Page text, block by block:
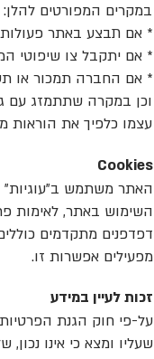
במקרים המפורטים להלן:
* אם תבצע באתר פעולות
* אם יתקבל צו שיפוטי
* אם החברה תמכור או
וכן במקרה שתתמזג עם
עצמו כלפיך את הוראות
Cookies
השימוש באתר, לאימות
מפעילים אפשרות זו.
זכות לעיין במידע
שעליו ומצא כי אינו